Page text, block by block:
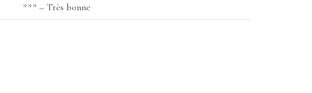
*** – Très bonne